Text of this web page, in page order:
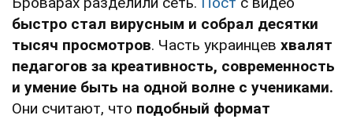
быстро стал вирусным и собрал десятки
тысяч просмотров. Часть украинцев хвалят
педагогов за креативность, современность
и умение быть на одной волне с учениками.
Они считают, что подобный формат